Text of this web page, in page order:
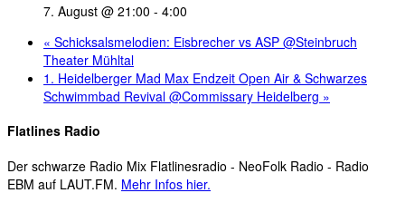
7. August @ 21:00 - 4:00
« Schicksalsmelodien: Eisbrecher vs ASP @Steinbruch
Theater Mühltal
1. Heidelberger Mad Max Endzeit Open Air & Schwarzes
Schwimmbad Revival @Commissary Heidelberg »
Flatlines Radio
Der schwarze Radio Mix Flatlinesradio - NeoFolk Radio - Radio
EBM auf LAUT.FM. Mehr Infos hier.